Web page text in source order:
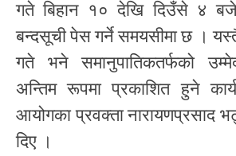
गते बिहान १० देखि दिउँसे ४
बन्दसूची पेस गर्ने समयसीमा छ ।
गते भने समानुपातिकतर्फको
अन्तिम रूपमा प्रकाशित हुने
आयोगका प्रवक्ता नारायणप्रसाद
दिए ।